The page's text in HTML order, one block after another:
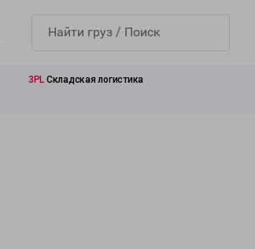
3PL Складская логистика